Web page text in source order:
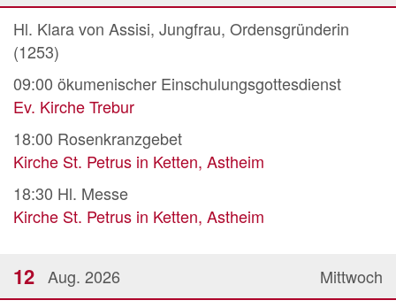
Hl. Klara von Assisi, Jungfrau, Ordensgründerin
(1253)
09:00 ökumenischer Einschulungsgottesdienst
Ev. Kirche Trebur
18:00 Rosenkranzgebet
Kirche St. Petrus in Ketten, Astheim
18:30 Hl. Messe
Kirche St. Petrus in Ketten, Astheim
Mittwoch
12 Aug. 2026